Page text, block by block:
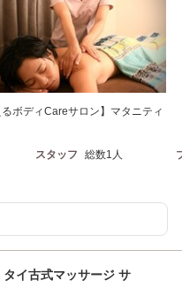
ボディCareサロン】マタニティ
スタッフ 総数1人
イ古式マッサージ サ